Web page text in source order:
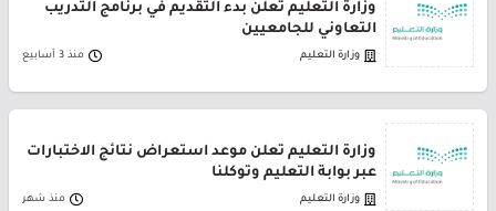
وزارة التعليم تعلن بدء التقديم في برنامج التدريب
التعاوني للجامعيين
وزارة التعليم منذ 3 أسابيع
وزارة التعليم تعلن موعد استعراض نتائج الاختبارات
عبر بوابة التعليم وتوكلنا
وزارة التعليم منذ شهر